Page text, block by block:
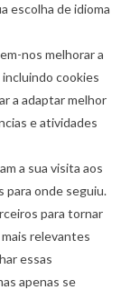
escolha de idioma
nos melhorar a
cookies
a adaptar melhor
e atividades
a sua visita aos
para onde seguiu.
para tornar
relevantes
essas
apenas se